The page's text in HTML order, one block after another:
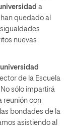
a
quedado al
nuevas
de la Escuela
sólo impartirá
reunión con
bondades de la
asistiendo al